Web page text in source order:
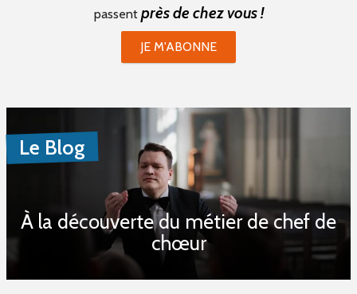
passent près de chez vous !
JE M'ABONNE
Le Blog
À la découverte du métier de chef de
chœur